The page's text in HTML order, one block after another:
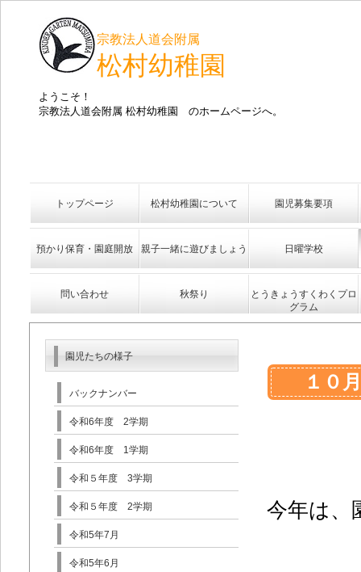
宗教法人道会附属
松村幼稚園
ようこそ！
宗教法人道会附属 松村幼稚園 のホームページへ。
トップページ 松村幼稚園について 園児募集要項
預かり保育・園庭開放 親子一緒に遊びましょう 日曜学校
問い合わせ 秋祭り
とうきょうすくわくプロ
グラム
１０月
今年は、
園児たちの様子
バックナンバー
令和6年度 2学期
令和6年度 1学期
令和５年度 3学期
令和５年度 2学期
令和5年7月
令和5年6月